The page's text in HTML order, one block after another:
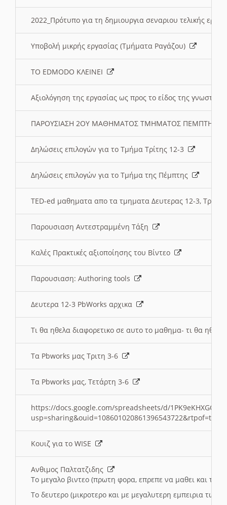
2022_Πρότυπο για τη δημιουργια σεναριου τελικής
Υποβολή μικρής εργασίας (Τμήματα Ραγάζου)
ΤΟ EDMODO ΚΛΕΙΝΕΙ
Αξιολόγηση της εργασίας ως προς το είδος της
ΠΑΡΟΥΣΙΑΣΗ 2ΟΥ ΜΑΘΗΜΑΤΟΣ ΤΜΗΜΑΤΟΣ
Δηλώσεις επιλογών για το Τμήμα Τρίτης 12-3
Δηλώσεις επιλογών για το Τμήμα της Πέμπτης
TED-ed μαθηματα απο τα τμηματα Δευτερας 12-3,
Παρουσιαση Αντεστραμμένη Τάξη
Καλές Πρακτικές αξιοποίησης του Βίντεο
Παρουσιαση: Authoring tools
Δευτερα 12-3 PbWorks αρχικα
Τι θα ηθελα διαφορετικο σε αυτο το μαθημα- τι θα
Τα Pbworks μας Τριτη 3-6
Τα Pbworks μας, Τετάρτη 3-6
https://docs.google.com/spreadsheets/d/
Κουιζ για το WISE
Ανθιμος Παλτατζιδης
Το μεγαλο βιντεο (πρωτη φορα, επρεπε να μαθει και το
Το δευτερο (μικροτερο και με μεγαλυτερη εμπειρια